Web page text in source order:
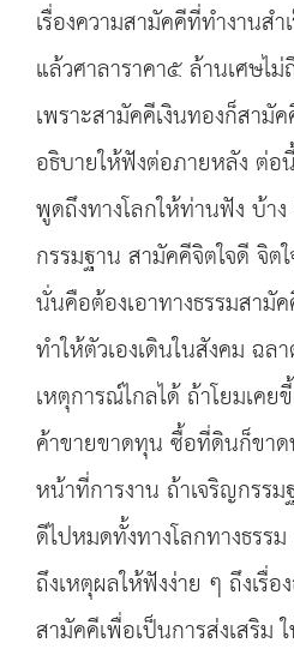
เรื่องความสามัคคีที่ทำงานส
แล้วศาลาราคา๕ ล้านเศษไ
เพราะสามัคคีเงินทองก็สา
อธิบายให้ฟังต่อภายหลัง ต่อ
พูดถึงทางโลกให้ท่านฟัง บ้า
กรรมฐาน สามัคคีจิตใจดี จิ
นั่นคือต้องเอาทางธรรมสามั
ทำให้ตัวเองเดินในสังคม ฉล
เหตุการณ์ไกลได้ ถ้าโยมเคย
ค้าขายขาดทุน ซื้อที่ดินก็ขาด
หน้าที่การงาน ถ้าเจริญกรร
ดีไปหมดทั้งทางโลกทางธรร
ถึงเหตุผลให้ฟังง่าย ๆ ถึงเรื่
สามัคคีเพื่อเป็นการส่งเสริม